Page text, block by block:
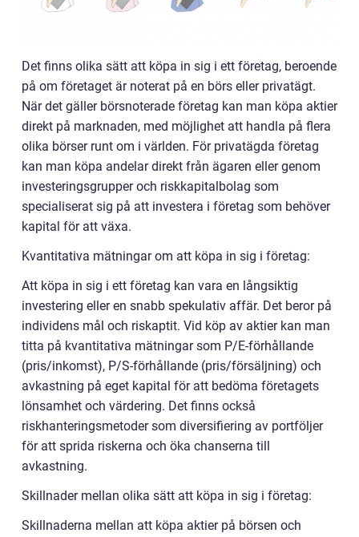
Det finns olika sätt att köpa in sig i ett företag, beroende
på om företaget är noterat på en börs eller privatägt.
När det gäller börsnoterade företag kan man köpa aktier
direkt på marknaden, med möjlighet att handla på flera
olika börser runt om i världen. För privatägda företag
kan man köpa andelar direkt från ägaren eller genom
investeringsgrupper och riskkapitalbolag som
specialiserat sig på att investera i företag som behöver
kapital för att växa.
Kvantitativa mätningar om att köpa in sig i företag:
Att köpa in sig i ett företag kan vara en långsiktig
investering eller en snabb spekulativ affär. Det beror på
individens mål och riskaptit. Vid köp av aktier kan man
titta på kvantitativa mätningar som P/E-förhållande
(pris/inkomst), P/S-förhållande (pris/försäljning) och
avkastning på eget kapital för att bedöma företagets
lönsamhet och värdering. Det finns också
riskhanteringsmetoder som diversifiering av portföljer
för att sprida riskerna och öka chanserna till
avkastning.
Skillnader mellan olika sätt att köpa in sig i företag:
Skillnaderna mellan att köpa aktier på börsen och